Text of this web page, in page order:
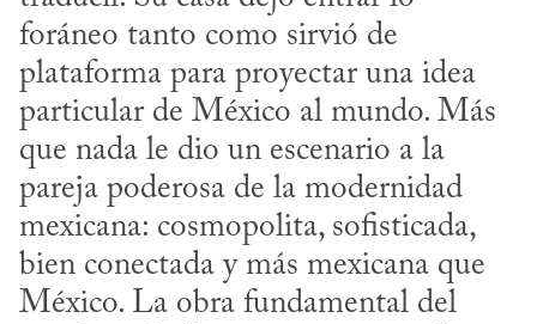
foráneo tanto como sirvió de
plataforma para proyectar una idea
particular de México al mundo. Más
que nada le dio un escenario a la
pareja poderosa de la modernidad
mexicana: cosmopolita, sofisticada,
bien conectada y más mexicana que
México. La obra fundamental del